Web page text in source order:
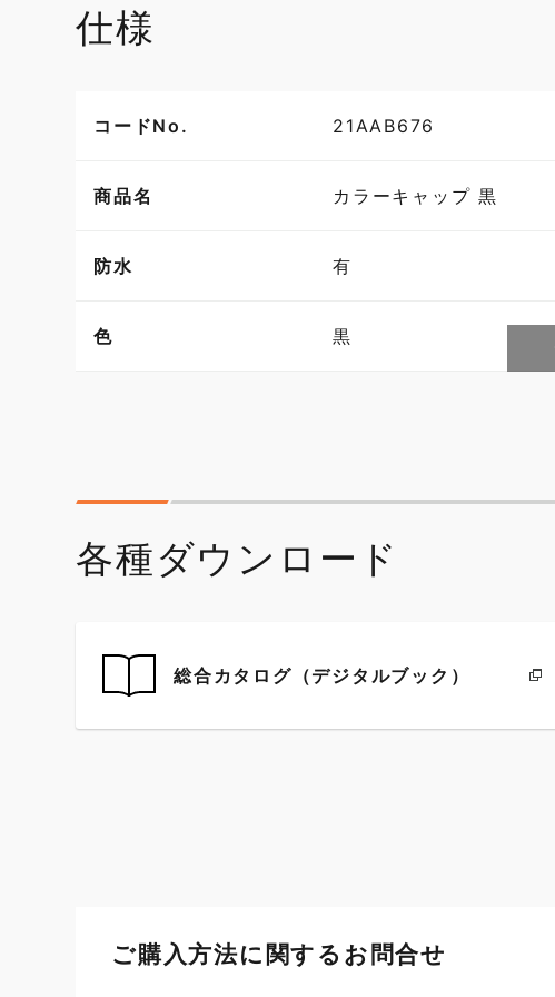
仕様
コードNo. 21AAB676
商品名 カラーキャップ 黒
防水 有
色 黒
各種ダウンロード
総合カタログ（デジタルブック）
ご購入方法に関するお問合せ